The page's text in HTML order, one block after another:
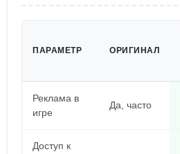
ПАРАМЕТР ОРИГИНАЛ
Реклама в
игре
Да, часто
Доступ к